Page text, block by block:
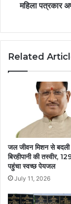
महिला पत्रकार
Related
जल जीवन मिशन से
बिरहीपानी की तस्वीर,
पहुंचा स्वच्छ पेयजल
July 11, 2026